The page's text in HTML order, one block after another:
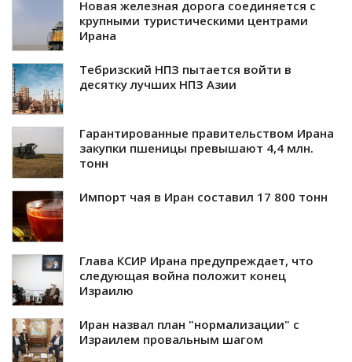
Новая железная дорога соединяется с
крупными туристическими центрами
Ирана
Тебризский НПЗ пытается войти в
десятку лучших НПЗ Азии
Гарантированные правительством Ирана
закупки пшеницы превышают 4,4 млн.
тонн
Импорт чая в Иран составил 17 800 тонн
Глава КСИР Ирана предупреждает, что
следующая война положит конец
Израилю
Иран назвал план "нормализации" с
Израилем провальным шагом